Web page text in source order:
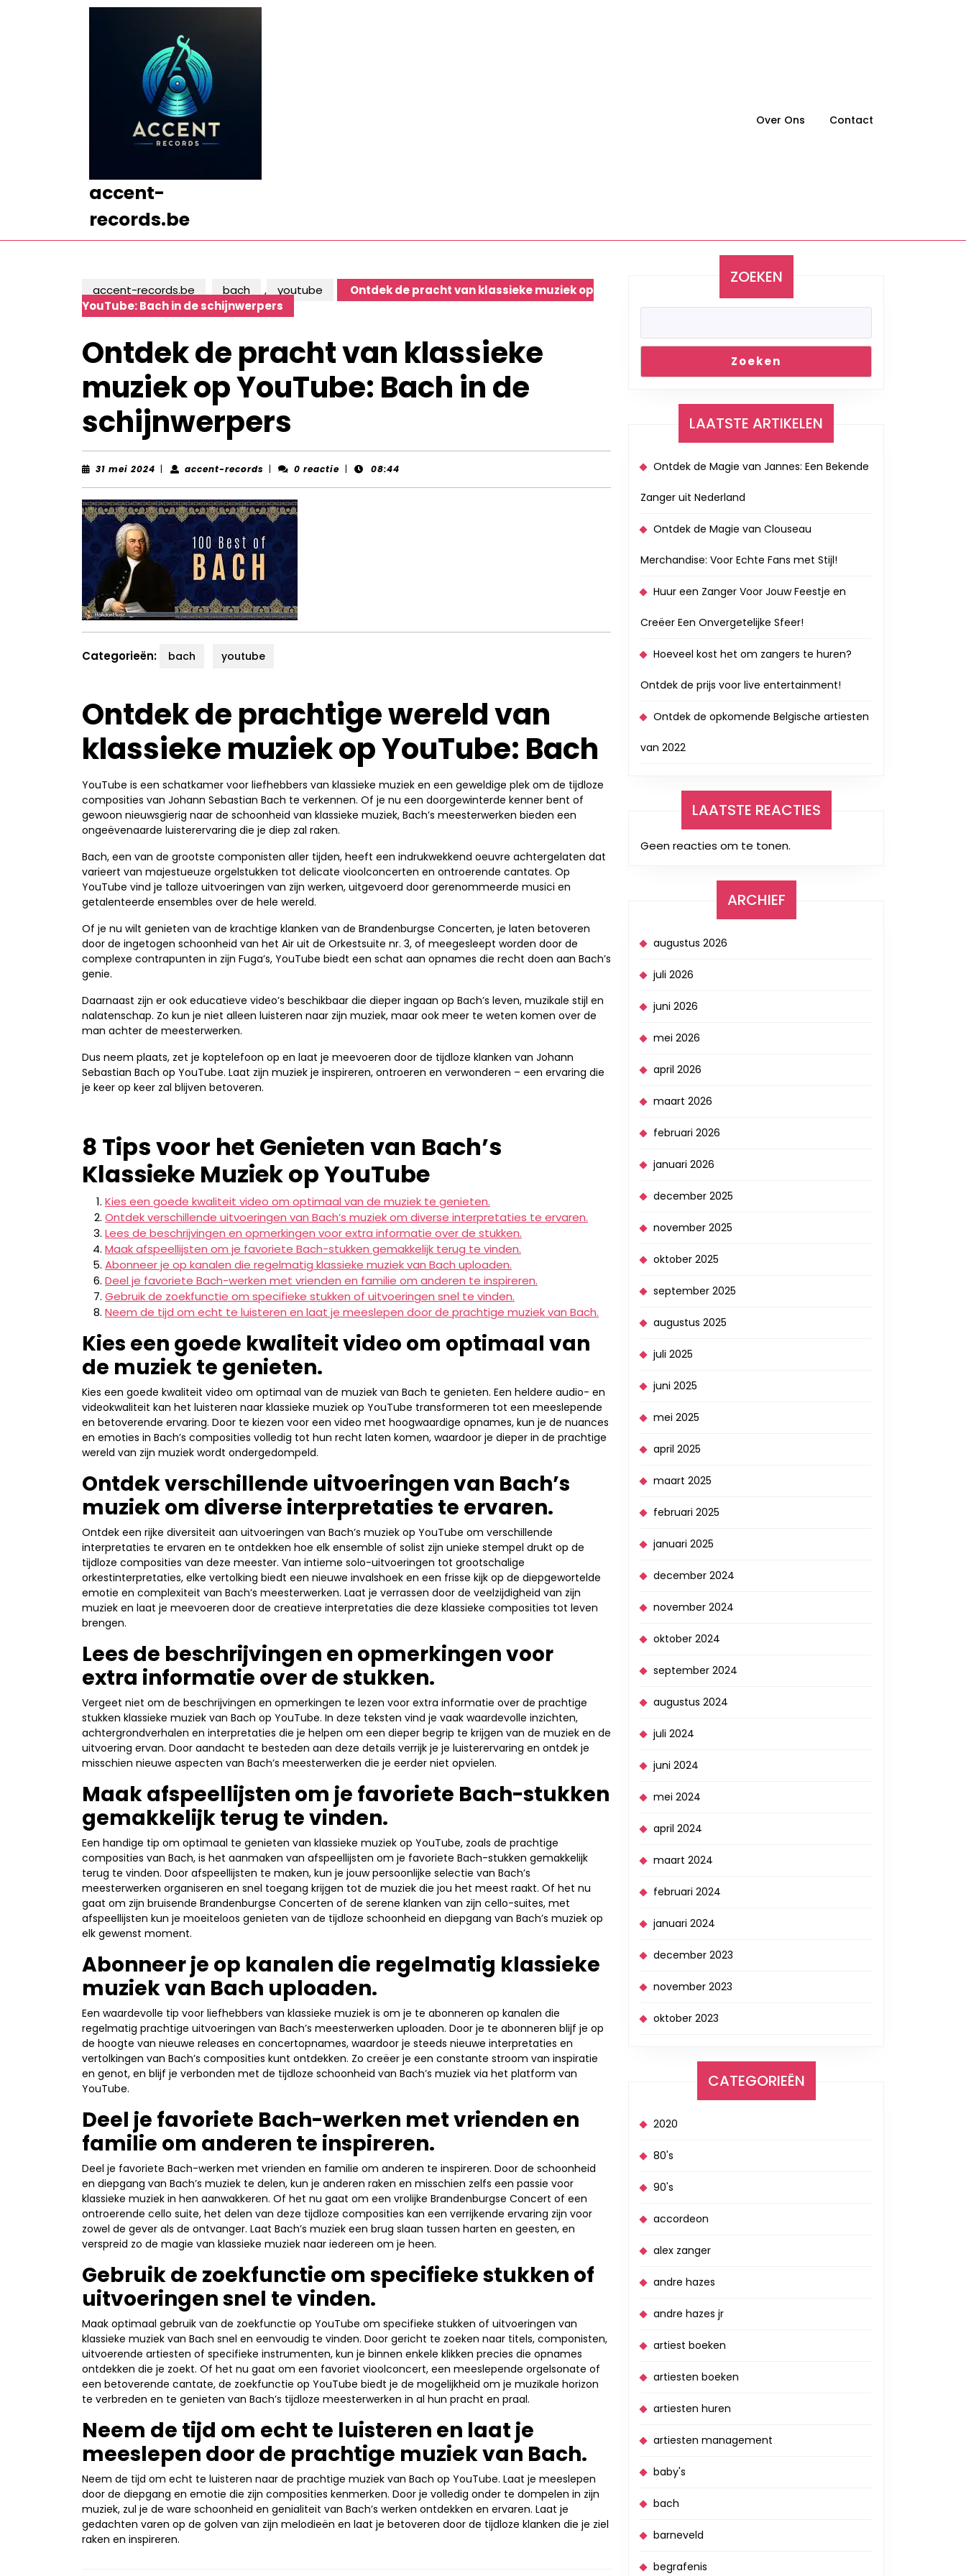
accent-
records.be
Over Ons Contact
accent-records.be bach , youtube
Ontdek de pracht van klassieke muziek op
YouTube: Bach in de schijnwerpers
Ontdek de pracht van klassieke
muziek op YouTube: Bach in de
schijnwerpers
31 mei 2024 31| accent-records accent-
| 0 reactie | 08:44
Categorieën: bach youtube
Ontdek de prachtige wereld van
klassieke muziek op YouTube: Bach
YouTube is een schatkamer voor liefhebbers van klassieke muziek en een geweldige plek om de tijdloze
composities van Johann Sebastian Bach te verkennen. Of je nu een doorgewinterde kenner bent of
gewoon nieuwsgierig naar de schoonheid van klassieke muziek, Bach’s meesterwerken bieden een
ongeëvenaarde luisterervaring die je diep zal raken.
Bach, een van de grootste componisten aller tijden, heeft een indrukwekkend oeuvre achtergelaten dat
varieert van majestueuze orgelstukken tot delicate vioolconcerten en ontroerende cantates. Op
YouTube vind je talloze uitvoeringen van zijn werken, uitgevoerd door gerenommeerde musici en
getalenteerde ensembles over de hele wereld.
Of je nu wilt genieten van de krachtige klanken van de Brandenburgse Concerten, je laten betoveren
door de ingetogen schoonheid van het Air uit de Orkestsuite nr. 3, of meegesleept worden door de
complexe contrapunten in zijn Fuga’s, YouTube biedt een schat aan opnames die recht doen aan Bach’s
genie.
Daarnaast zijn er ook educatieve video’s beschikbaar die dieper ingaan op Bach’s leven, muzikale stijl en
nalatenschap. Zo kun je niet alleen luisteren naar zijn muziek, maar ook meer te weten komen over de
man achter de meesterwerken.
Dus neem plaats, zet je koptelefoon op en laat je meevoeren door de tijdloze klanken van Johann
Sebastian Bach op YouTube. Laat zijn muziek je inspireren, ontroeren en verwonderen – een ervaring die
je keer op keer zal blijven betoveren.
8 Tips voor het Genieten van Bach’s
Klassieke Muziek op YouTube
Kies een goede kwaliteit video om optimaal van de muziek te genieten.
Ontdek verschillende uitvoeringen van Bach’s muziek om diverse interpretaties te ervaren.
Lees de beschrijvingen en opmerkingen voor extra informatie over de stukken.
Maak afspeellijsten om je favoriete Bach-stukken gemakkelijk terug te vinden.
Abonneer je op kanalen die regelmatig klassieke muziek van Bach uploaden.
Deel je favoriete Bach-werken met vrienden en familie om anderen te inspireren.
Gebruik de zoekfunctie om specifieke stukken of uitvoeringen snel te vinden.
Neem de tijd om echt te luisteren en laat je meeslepen door de prachtige muziek van Bach.
Kies een goede kwaliteit video om optimaal van
de muziek te genieten.
Kies een goede kwaliteit video om optimaal van de muziek van Bach te genieten. Een heldere audio- en
videokwaliteit kan het luisteren naar klassieke muziek op YouTube transformeren tot een meeslepende
en betoverende ervaring. Door te kiezen voor een video met hoogwaardige opnames, kun je de nuances
en emoties in Bach’s composities volledig tot hun recht laten komen, waardoor je dieper in de prachtige
wereld van zijn muziek wordt ondergedompeld.
Ontdek verschillende uitvoeringen van Bach’s
muziek om diverse interpretaties te ervaren.
Ontdek een rijke diversiteit aan uitvoeringen van Bach’s muziek op YouTube om verschillende
interpretaties te ervaren en te ontdekken hoe elk ensemble of solist zijn unieke stempel drukt op de
tijdloze composities van deze meester. Van intieme solo-uitvoeringen tot grootschalige
orkestinterpretaties, elke vertolking biedt een nieuwe invalshoek en een frisse kijk op de diepgewortelde
emotie en complexiteit van Bach’s meesterwerken. Laat je verrassen door de veelzijdigheid van zijn
muziek en laat je meevoeren door de creatieve interpretaties die deze klassieke composities tot leven
brengen.
Lees de beschrijvingen en opmerkingen voor
extra informatie over de stukken.
Vergeet niet om de beschrijvingen en opmerkingen te lezen voor extra informatie over de prachtige
stukken klassieke muziek van Bach op YouTube. In deze teksten vind je vaak waardevolle inzichten,
achtergrondverhalen en interpretaties die je helpen om een dieper begrip te krijgen van de muziek en de
uitvoering ervan. Door aandacht te besteden aan deze details verrijk je je luisterervaring en ontdek je
misschien nieuwe aspecten van Bach’s meesterwerken die je eerder niet opvielen.
Maak afspeellijsten om je favoriete Bach-stukken
gemakkelijk terug te vinden.
Een handige tip om optimaal te genieten van klassieke muziek op YouTube, zoals de prachtige
composities van Bach, is het aanmaken van afspeellijsten om je favoriete Bach-stukken gemakkelijk
terug te vinden. Door afspeellijsten te maken, kun je jouw persoonlijke selectie van Bach’s
meesterwerken organiseren en snel toegang krijgen tot de muziek die jou het meest raakt. Of het nu
gaat om zijn bruisende Brandenburgse Concerten of de serene klanken van zijn cello-suites, met
afspeellijsten kun je moeiteloos genieten van de tijdloze schoonheid en diepgang van Bach’s muziek op
elk gewenst moment.
Abonneer je op kanalen die regelmatig klassieke
muziek van Bach uploaden.
Een waardevolle tip voor liefhebbers van klassieke muziek is om je te abonneren op kanalen die
regelmatig prachtige uitvoeringen van Bach’s meesterwerken uploaden. Door je te abonneren blijf je op
de hoogte van nieuwe releases en concertopnames, waardoor je steeds nieuwe interpretaties en
vertolkingen van Bach’s composities kunt ontdekken. Zo creëer je een constante stroom van inspiratie
en genot, en blijf je verbonden met de tijdloze schoonheid van Bach’s muziek via het platform van
YouTube.
Deel je favoriete Bach-werken met vrienden en
familie om anderen te inspireren.
Deel je favoriete Bach-werken met vrienden en familie om anderen te inspireren. Door de schoonheid
en diepgang van Bach’s muziek te delen, kun je anderen raken en misschien zelfs een passie voor
klassieke muziek in hen aanwakkeren. Of het nu gaat om een vrolijke Brandenburgse Concert of een
ontroerende cello suite, het delen van deze tijdloze composities kan een verrijkende ervaring zijn voor
zowel de gever als de ontvanger. Laat Bach’s muziek een brug slaan tussen harten en geesten, en
verspreid zo de magie van klassieke muziek naar iedereen om je heen.
Gebruik de zoekfunctie om specifieke stukken of
uitvoeringen snel te vinden.
Maak optimaal gebruik van de zoekfunctie op YouTube om specifieke stukken of uitvoeringen van
klassieke muziek van Bach snel en eenvoudig te vinden. Door gericht te zoeken naar titels, componisten,
uitvoerende artiesten of specifieke instrumenten, kun je binnen enkele klikken precies die opnames
ontdekken die je zoekt. Of het nu gaat om een favoriet vioolconcert, een meeslepende orgelsonate of
een betoverende cantate, de zoekfunctie op YouTube biedt je de mogelijkheid om je muzikale horizon
te verbreden en te genieten van Bach’s tijdloze meesterwerken in al hun pracht en praal.
Neem de tijd om echt te luisteren en laat je
meeslepen door de prachtige muziek van Bach.
Neem de tijd om echt te luisteren naar de prachtige muziek van Bach op YouTube. Laat je meeslepen
door de diepgang en emotie die zijn composities kenmerken. Door je volledig onder te dompelen in zijn
muziek, zul je de ware schoonheid en genialiteit van Bach’s werken ontdekken en ervaren. Laat je
gedachten varen op de golven van zijn melodieën en laat je betoveren door de tijdloze klanken die je ziel
raken en inspireren.
ZOEKEN
Zoeken
LAATSTE ARTIKELEN
Ontdek de Magie van Jannes: Een Bekende
Zanger uit Nederland
Ontdek de Magie van Clouseau
Merchandise: Voor Echte Fans met Stijl!
Huur een Zanger Voor Jouw Feestje en
Creëer Een Onvergetelijke Sfeer!
Hoeveel kost het om zangers te huren?
Ontdek de prijs voor live entertainment!
Ontdek de opkomende Belgische artiesten
van 2022
LAATSTE REACTIES
Geen reacties om te tonen.
ARCHIEF
augustus 2026
juli 2026
juni 2026
mei 2026
april 2026
maart 2026
februari 2026
januari 2026
december 2025
november 2025
oktober 2025
september 2025
augustus 2025
juli 2025
juni 2025
mei 2025
april 2025
maart 2025
februari 2025
januari 2025
december 2024
november 2024
oktober 2024
september 2024
augustus 2024
juli 2024
juni 2024
mei 2024
april 2024
maart 2024
februari 2024
januari 2024
december 2023
november 2023
oktober 2023
CATEGORIEËN
2020
80's
90's
accordeon
alex zanger
andre hazes
andre hazes jr
artiest boeken
artiesten boeken
artiesten huren
artiesten management
baby's
bach
barneveld
begrafenis